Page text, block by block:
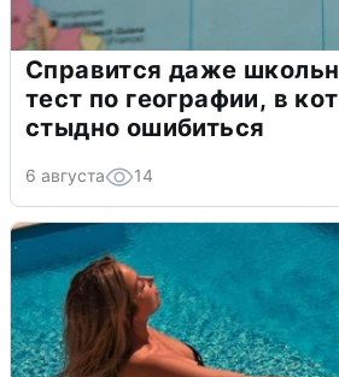
Справится даже
тест по географии, в
стыдно ошибиться
6 августа 14